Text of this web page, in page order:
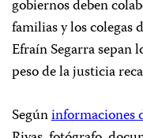
gobiernos deben
familias y los colegas
Efraín Segarra sepan
peso de la justicia
Segúninformaciones